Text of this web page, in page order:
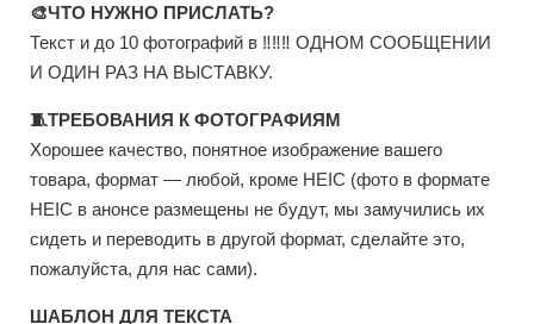
🎨ЧТО НУЖНО ПРИСЛАТЬ?
Текст и до 10 фотографий в ‼️‼️‼️ ОДНОМ СООБЩЕНИИ
И ОДИН РАЗ НА ВЫСТАВКУ.
🧵ТРЕБОВАНИЯ К ФОТОГРАФИЯМ
Хорошее качество, понятное изображение вашего
товара, формат — любой, кроме HEIC (фото в формате
HEIC в анонсе размещены не будут, мы замучились их
сидеть и переводить в другой формат, сделайте это,
пожалуйста, для нас сами).
ШАБЛОН ДЛЯ ТЕКСТА